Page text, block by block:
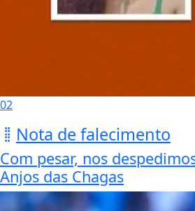
02
Nota de falecimento
Com pesar, nos
Anjos das Chagas